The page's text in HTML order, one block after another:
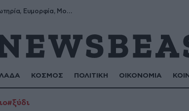
Σωτήρης, Σωτηρία, Ευμορφία, Μορφούλα
ΚΟΣΜΟΣ ΠΟΛΙΤΙΚΗ ΟΙΚΟΝΟΜΙΑ
#ξύδι